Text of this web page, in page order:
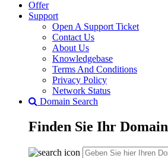
Offer
Support
Open A Support Ticket
Contact Us
About Us
Knowledgebase
Terms And Conditions
Privacy Policy
Network Status
Domain Search
Finden Sie Ihr Domain